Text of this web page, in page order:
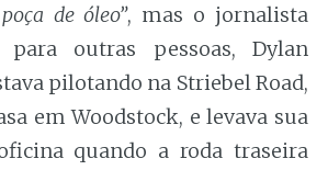
de óleo”, mas o jornalista
outras pessoas, Dylan
pilotando na Striebel Road,
em Woodstock, e levava sua
quando a roda traseira